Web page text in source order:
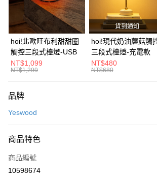
華南商業銀行
彰化商業銀行
上海商業儲蓄銀行
台北富邦商
國泰世華商業銀行
兆豐國際商
臺灣中小企業銀行
台中商業銀行
匯豐（台灣）商業銀行
華泰商業銀行
聯邦商業銀行
遠東國際商
元大商業銀行
台灣樂天信用卡公司
合作金庫商業銀行
第一商業銀行
華南商業銀行
彰化商業銀
上海商業儲蓄銀行
台北富邦商
國泰世華商業銀行
兆豐國際商
臺灣中小企業銀行
台中商業銀行
匯豐（台灣）商業銀行
聯邦商業銀行
玉山商業銀行
台灣樂天信用卡公司
LINE Pay
Apple Pay
街口支付
AFTEE先享後付
【關於「AFTEE先享後付」】
AFTEE先享後付是「在收到商品之後才付款」的支付
便利好安心！
３．安心：先確認商品／服務後，再付款。
【「AFTEE先享後付」結帳流程】
結帳頁面，進行簡訊認證並確認金額後，即可完成結帳
每筆NT$99，滿NT$799(含以上)免運費
hoi!北歐旺布利甜甜圈
觸控三段式檯燈-USB
NT$1,099
NT$1,299
貨到通知
hoi!現代奶油蘑菇觸
三段式檯燈-充電款
NT$480
NT$680
品牌
Yeswood
商品特色
商品編號
10598674